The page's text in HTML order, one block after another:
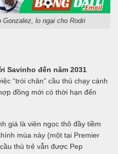
Gonzalez, lo ngại cho Rodri
Savinho đến năm 2031
“trói chân” cầu thủ chạy cánh
đồng mới có thời hạn đến
giá là viên ngọc thô đầy tiềm
mùa này (một tại Premier
thủ trẻ vẫn được Pep